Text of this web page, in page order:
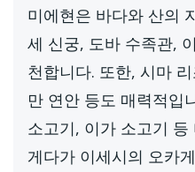
미에현은 바다와 산의
세 신궁, 도바 수족관,
천합니다. 또한, 시마
만 연안 등도 매력적입
소고기, 이가 소고기
게다가 이세시의 오카